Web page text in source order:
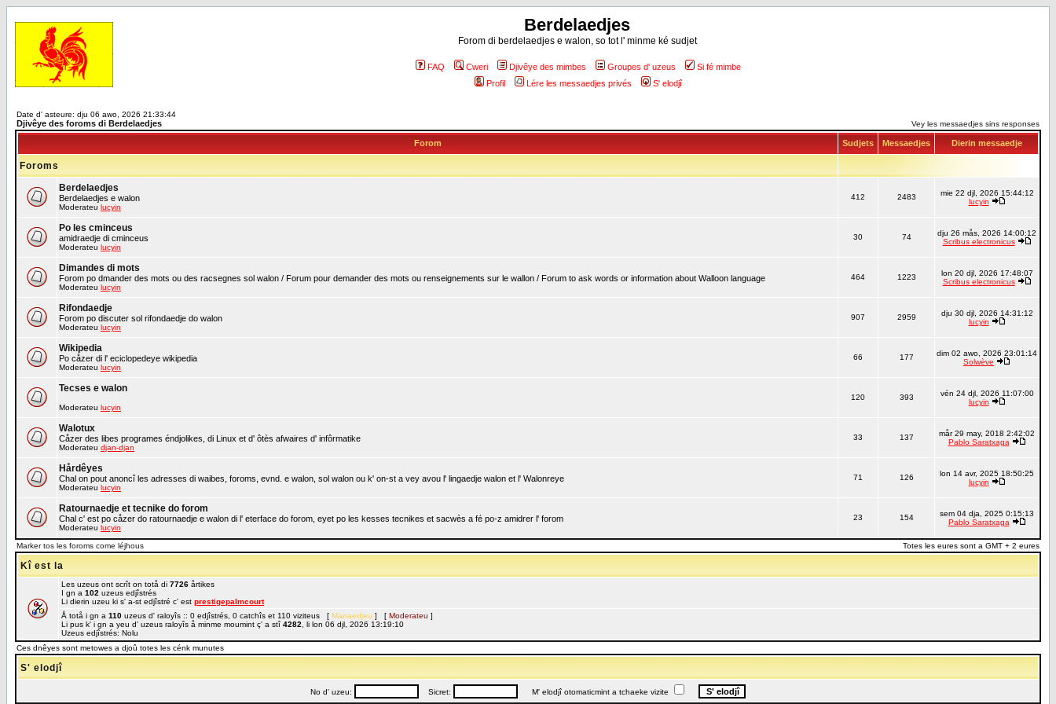
Berdelaedjes
Forom di berdelaedjes e walon, so tot l' minme ké sudjet
FAQ Cweri Djivêye des mimbes Groupes d' uzeus
Si fé mimbe
Profil
Lére les messaedjes privés S' elodjî
Date d' asteure: dju 06 awo, 2026 21:33:44
Djivêye des foroms di Berdelaedjes Vey les messaedjes sins responses
Forom Sudjets Messaedjes Dierin messaedje
Foroms
Berdelaedjes
Berdelaedjes e walon
Moderateu lucyin
412 2483
mie 22 djl, 2026 15:44:12
lucyin
Po les cminceus
amidraedje di cminceus
Moderateu lucyin
30 74
dju 26 mås, 2026 14:00:12
Scribus electronicus
Dimandes di mots
Forom po dmander des mots ou des racsegnes sol walon / Forum pour demander des mots ou renseignements sur le wallon / Forum to ask words or information about Walloon language
Moderateu lucyin
464 1223
lon 20 djl, 2026 17:48:07
Scribus electronicus
Rifondaedje
Forom po discuter sol rifondaedje do walon
Moderateu lucyin
907 2959
dju 30 djl, 2026 14:31:12
lucyin
Wikipedia
Po cåzer di l' eciclopedeye wikipedia
Moderateu lucyin
66 177
dim 02 awo, 2026 23:01:14
Solwève
Tecses e walon
Moderateu lucyin
120 393
vén 24 djl, 2026 11:07:00
lucyin
Walotux
Cåzer des libes programes éndjolikes, di Linux et d' ôtès afwaires d' infôrmatike
Moderateu djan-djan
33 137
mår 29 may, 2018 2:42:02
Pablo Saratxaga
Hårdêyes
Chal on pout anoncî les adresses di waibes, foroms, evnd. e walon, sol walon ou k' on-st a vey avou l' lingaedje walon et l' Walonreye
Moderateu lucyin
71 126
lon 14 avr, 2025 18:50:25
lucyin
Ratournaedje et tecnike do forom
Chal c' est po cåzer do ratournaedje e walon di l' eterface do forom, eyet po les kesses tecnikes et sacwès a fé po-z amidrer l' forom
Moderateu lucyin
23 154
sem 04 dja, 2025 0:15:13
Pablo Saratxaga
Marker tos les foroms come léjhous Totes les eures sont a GMT + 2 eures
Kî est la
Les uzeus ont scrît on totå di 7726 årtikes
I gn a 102 uzeus edjîstrés
Li dierin uzeu ki s' a-st edjîstré c' est prestigepalmcourt
Å totå i gn a 110 uzeus d' raloyîs :: 0 edjîstrés, 0 catchîs et 110 viziteus [ Manaedjeu ] [ Moderateu ]
Li pus k' i gn a yeu d' uzeus raloyîs å minme moumint ç' a stî 4282 , li lon 06 djl, 2026 13:19:10
Uzeus edjîstrés: Nolu
Ces dnêyes sont metowes a djoû totes les cénk munutes
S' elodjî
No d' uzeu: Sicret: M' elodjî otomaticmint a tchaeke vizite